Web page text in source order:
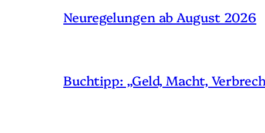
Neuregelungen ab August 2026
Buchtipp: „Geld, Macht,